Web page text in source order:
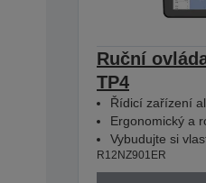
Ruční
TP4
Řídicí zařízení
Ergonomický a
Vybudujte si
R12NZ901ER